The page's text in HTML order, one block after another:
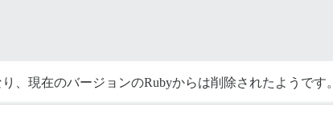
、現在のバージョンのRubyからは削除されたようです